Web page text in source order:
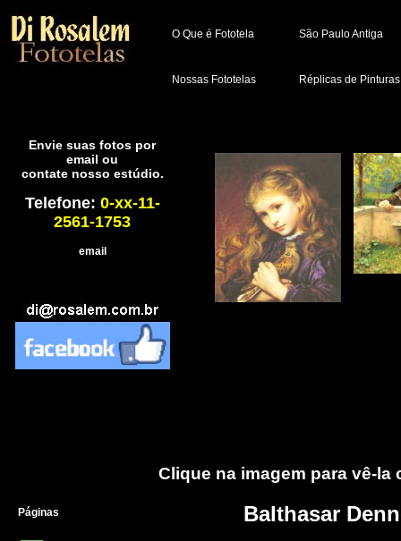
O Que é Fototela
Nossas Fototelas
São Paulo Antiga
Réplicas de Pinturas
Envie suas fotos por
email ou
contate nosso estúdio.
Telefone: 0-xx-11-
2561-1753
email
Páginas
Clique na imagem para vê-la
Balthasar